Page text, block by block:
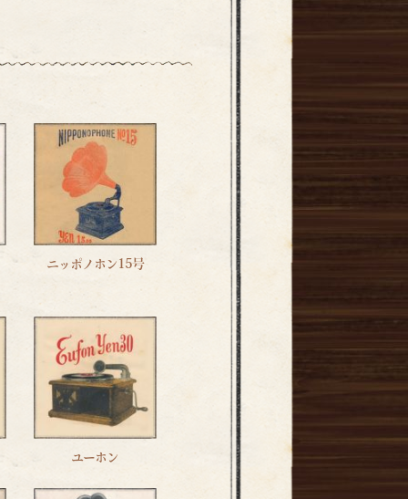
ニッポノホン15号
ユーホン